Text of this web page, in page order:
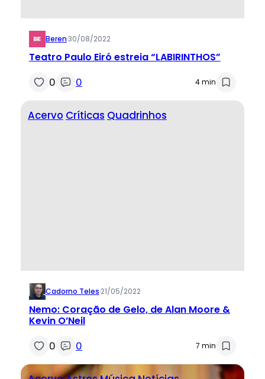
Beren·30/08/2022
Teatro Paulo Eiró estreia “LABIRINTHOS”
0 0 4 min
Acervo Críticas Quadrinhos
Cadorno Teles·21/05/2022
Nemo: Coração de Gelo, de Alan Moore &
Kevin O’Neil
0 0 7 min